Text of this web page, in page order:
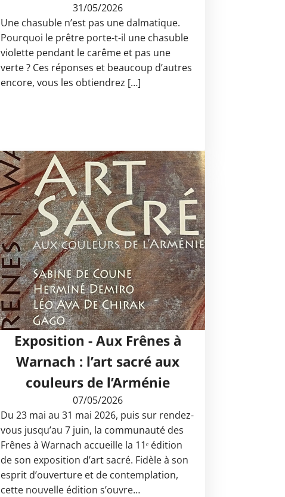
31/05/2026
Une chasuble n’est pas une dalmatique.
Pourquoi le prêtre porte-t-il une chasuble
violette pendant le carême et pas une
verte ? Ces réponses et beaucoup d’autres
encore, vous les obtiendrez […]
Exposition - Aux Frênes à
Warnach : l’art sacré aux
couleurs de l’Arménie
07/05/2026
Du 23 mai au 31 mai 2026, puis sur rendez-
vous jusqu’au 7 juin, la communauté des
Frênes à Warnach accueille la 11ᵉ édition
de son exposition d’art sacré. Fidèle à son
esprit d’ouverture et de contemplation,
cette nouvelle édition s’ouvre…